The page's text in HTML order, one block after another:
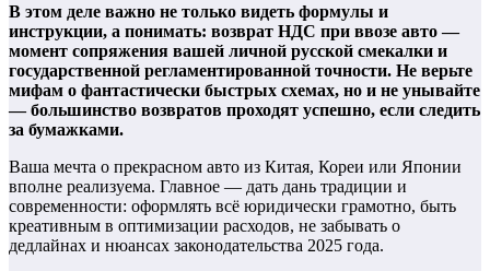
В этом деле важно не только видеть формулы и
инструкции, а понимать: возврат НДС при ввозе авто —
момент сопряжения вашей личной русской смекалки и
государственной регламентированной точности. Не верьте
мифам о фантастически быстрых схемах, но и не унывайте
— большинство возвратов проходят успешно, если следить
за бумажками.
Ваша мечта о прекрасном авто из Китая, Кореи или Японии
вполне реализуема. Главное — дать дань традиции и
современности: оформлять всё юридически грамотно, быть
креативным в оптимизации расходов, не забывать о
дедлайнах и нюансах законодательства 2025 года.